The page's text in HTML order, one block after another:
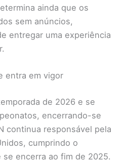
ainda que os
sem anúncios,
entregar uma experiência
entra em vigor
de 2026 e se
encerrando-se
continua responsável pela
cumprindo o
encerra ao fim de 2025.